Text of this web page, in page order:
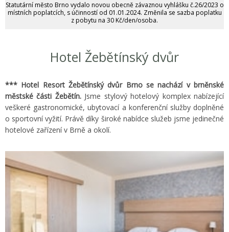
Statutární město Brno vydalo novou obecně závaznou vyhlášku č.26/2023 o
místních poplatcích, s účinností od 01.01.2024. Změnila se sazba poplatku
z pobytu na 30 Kč/den/osoba.
Hotel Žebětínský dvůr
*** Hotel Resort Žebětínský dvůr Brno se nachází v brněnské
městské části Žebětín. Jsme stylový hotelový komplex nabízející
veškeré gastronomické, ubytovací a konferenční služby doplněné
o sportovní vyžití. Právě díky široké nabídce služeb jsme jedinečné
hotelové zařízení v Brně a okolí.